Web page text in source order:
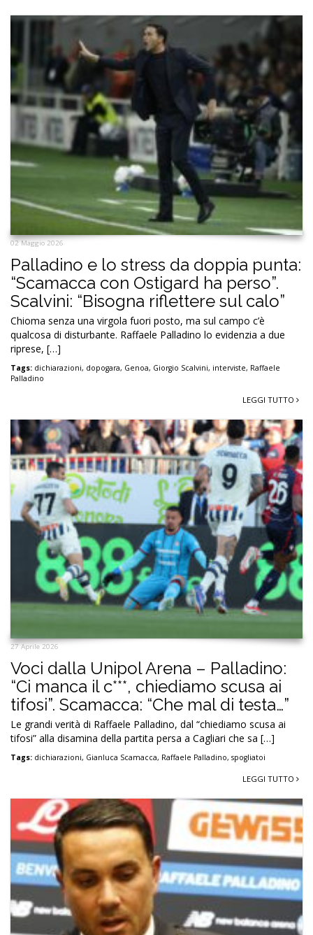
02 Maggio 2026
Palladino e lo stress da doppia punta:
“Scamacca con Ostigard ha perso”.
Scalvini: “Bisogna riflettere sul calo”
Chioma senza una virgola fuori posto, ma sul campo c’è
qualcosa di disturbante. Raffaele Palladino lo evidenzia a due
riprese, […]
Tags: dichiarazioni, dopogara, Genoa, Giorgio Scalvini, interviste, Raffaele
Palladino
LEGGI TUTTO
27 Aprile 2026
Voci dalla Unipol Arena – Palladino:
“Ci manca il c***, chiediamo scusa ai
tifosi”. Scamacca: “Che mal di testa…”
Le grandi verità di Raffaele Palladino, dal “chiediamo scusa ai
tifosi” alla disamina della partita persa a Cagliari che sa […]
Tags: dichiarazioni, Gianluca Scamacca, Raffaele Palladino, spogliatoi
LEGGI TUTTO